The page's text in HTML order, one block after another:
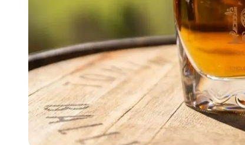
200-500€
Colecciones
Favoritos de Clientes
Raro y Coleccionable
Ediciones Limitadas
Destilería Cerrada
Whisky Ahumado
Whisky Dulce
Diplomatico
Don Julio
Gin Mare
Mangabeiras
Hennessy
Martell
Monkey 47
Remy Martin
Ron Zacapa